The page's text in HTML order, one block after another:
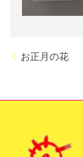
お正月の花